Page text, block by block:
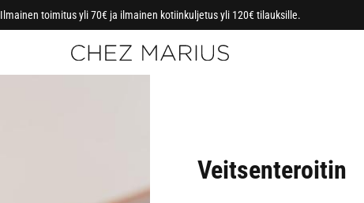
Ilmainen toimitus yli 70€ ja ilmainen kotiinkuljetus yli 120€ tilauksille.
Veitsenteroitin